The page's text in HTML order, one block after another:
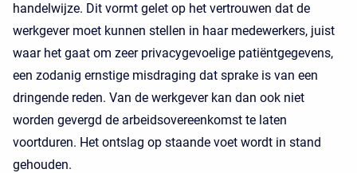
handelwijze. Dit vormt gelet op het vertrouwen dat de
werkgever moet kunnen stellen in haar medewerkers, juist
waar het gaat om zeer privacygevoelige patiëntgegevens,
een zodanig ernstige misdraging dat sprake is van een
dringende reden. Van de werkgever kan dan ook niet
worden gevergd de arbeidsovereenkomst te laten
voortduren. Het ontslag op staande voet wordt in stand
gehouden.